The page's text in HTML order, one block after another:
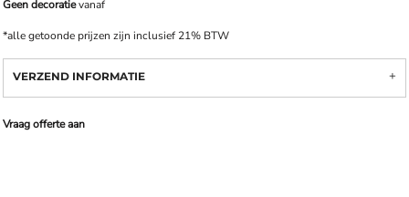
Geen decoratievanaf
*alle getoonde prijzen zijn inclusief 21% BTW
VERZEND INFORMATIE
Vraag offerte aan